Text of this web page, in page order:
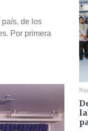
país, de los
Por primera